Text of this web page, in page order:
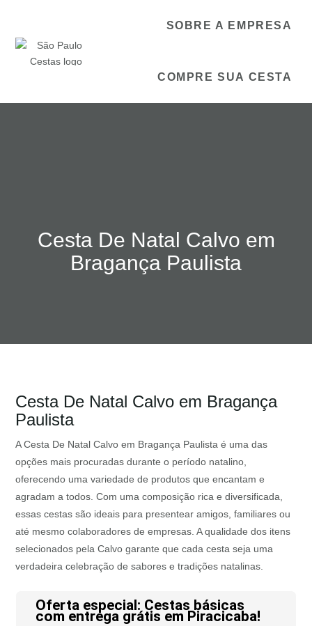
SOBRE A EMPRESA
COMPRE SUA CESTA
Cesta De Natal Calvo em
Bragança Paulista
Cesta De Natal Calvo em Bragança
Paulista
A Cesta De Natal Calvo em Bragança Paulista é uma das
opções mais procuradas durante o período natalino,
oferecendo uma variedade de produtos que encantam e
agradam a todos. Com uma composição rica e diversificada,
essas cestas são ideais para presentear amigos, familiares ou
até mesmo colaboradores de empresas. A qualidade dos itens
selecionados pela Calvo garante que cada cesta seja uma
verdadeira celebração de sabores e tradições natalinas.
Oferta especial: Cestas básicas
com entrega grátis em Piracicaba!